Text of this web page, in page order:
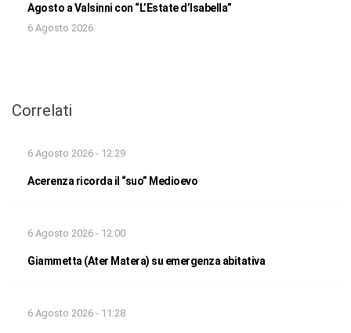
Agosto a Valsinni con “L’Estate d’Isabella”
6 Agosto 2026
Correlati
6 Agosto 2026 - 12:29
Acerenza ricorda il “suo” Medioevo
6 Agosto 2026 - 12:00
Giammetta (Ater Matera) su emergenza abitativa
6 Agosto 2026 - 11:28